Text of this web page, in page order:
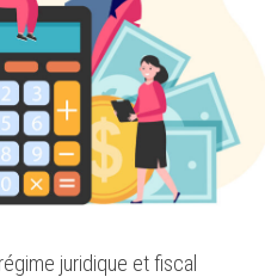
juridique et fiscal